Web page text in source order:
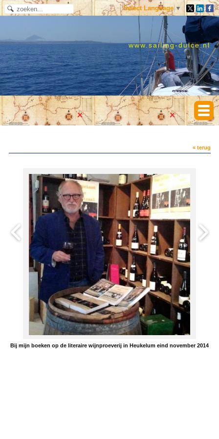
Select Language ▼
www.sailing-dulce.nl
« terug
Bij mijn boeken op de literaire wijnproeverij in Heukelum eind november 2014